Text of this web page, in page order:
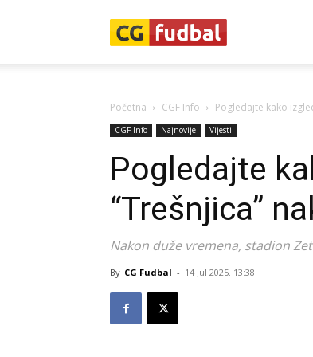
Početna CGF Info Pogledajte kako
CGF Info Najnovije Vijesti
Pogledajte
“Trešnjica”
Nakon duže vremena, stadion
By CG Fudbal - 14 Jul 2025. 13:38